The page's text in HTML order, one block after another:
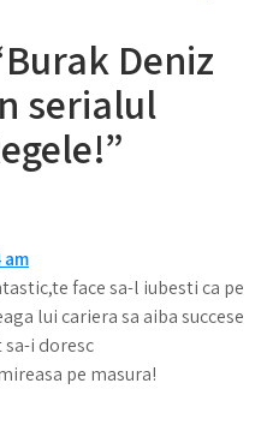
Deniz
serialul
face sa-l iubesti ca pe
lui cariera sa aiba succese
sa-i doresc
pe masura!